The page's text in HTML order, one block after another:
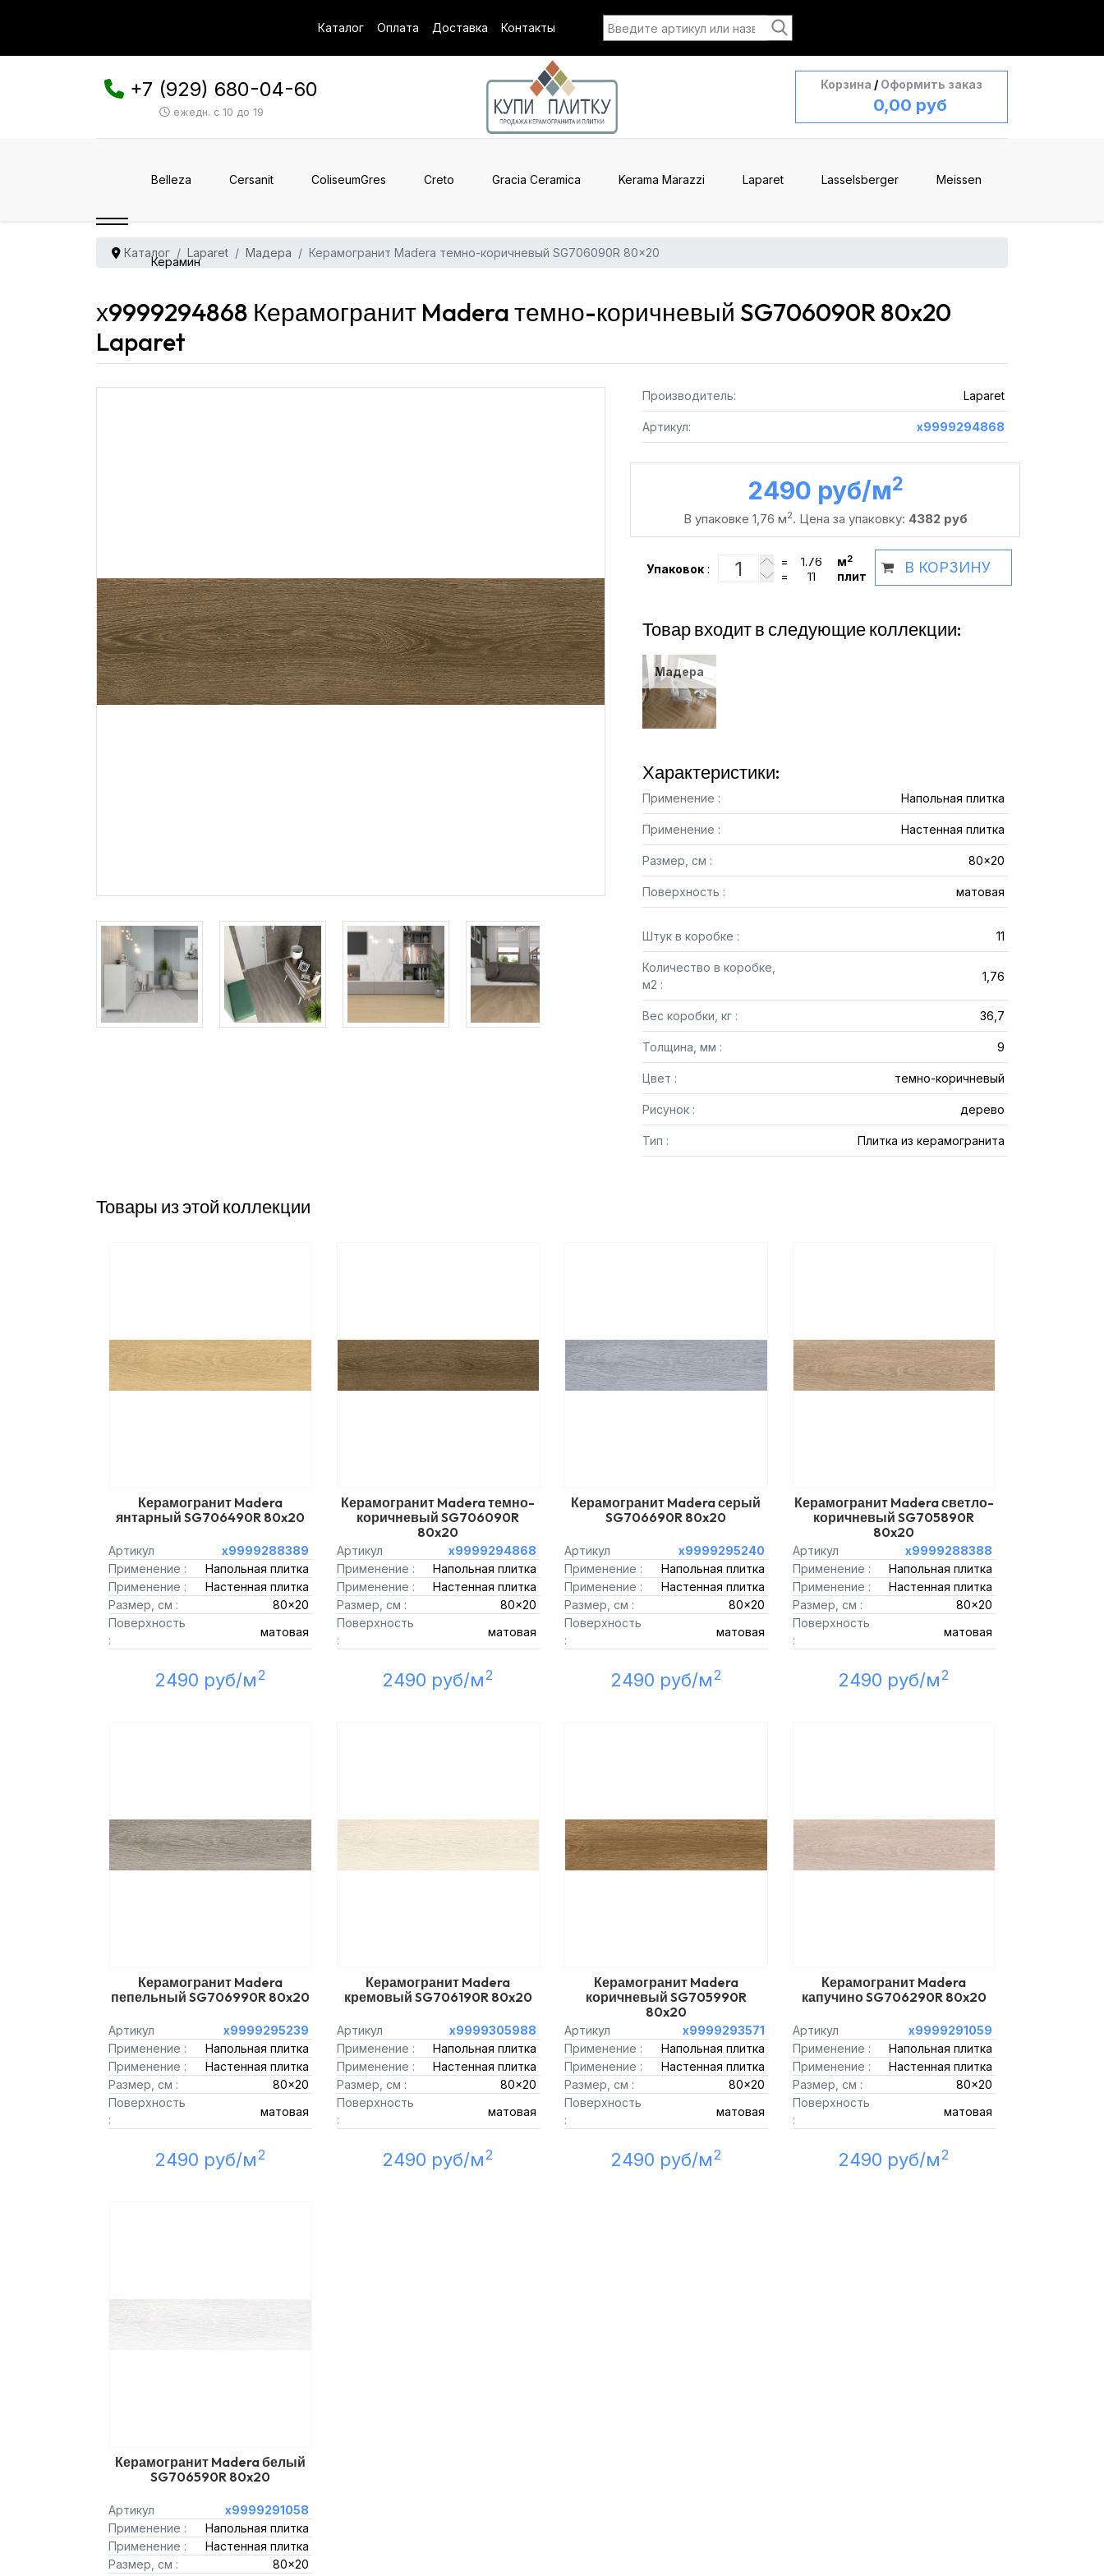
Каталог Оплата Доставка Контакты
+7 (929) 680-04-60
ежедн. с 10 до 19
Корзина / Оформить заказ
0,00 руб
Belleza Cersanit ColiseumGres Creto Gracia Ceramica Kerama Marazzi Laparet Lasselsberger Meissen
Керамин
Каталог Laparet Мадера Керамогранит Madera темно-коричневый SG706090R 80x20
х9999294868 Керамогранит Madera темно-коричневый SG706090R 80x20
Laparet
Производитель: Laparet
Артикул: х9999294868
2490 руб /м2
В упаковке 1,76 м2. Цена за упаковку: 4382 руб
Упаковок :
= м2
= плит
В КОРЗИНУ
Товар входит в следующие коллекции:
Мадера
Характеристики:
Применение : Напольная плитка
Применение : Настенная плитка
Размер, см : 80x20
Поверхность : матовая
Штук в коробке : 11
Количество в коробке,
м2 :
1,76
Вес коробки, кг : 36,7
Толщина, мм : 9
Цвет : темно-коричневый
Рисунок : дерево
Тип : Плитка из керамогранита
Товары из этой коллекции
Керамогранит Madera
янтарный SG706490R 80x20
Артикул
х9999288389
Применение :
Напольная плитка
Применение :
Настенная плитка
Размер, см :
80x20
Поверхность
:
матовая
2490 руб/м2
Керамогранит Madera темно-
коричневый SG706090R
80x20
Артикул
х9999294868
Применение :
Напольная плитка
Применение :
Настенная плитка
Размер, см :
80x20
Поверхность
:
матовая
2490 руб/м2
Керамогранит Madera серый
SG706690R 80x20
Артикул
х9999295240
Применение :
Напольная плитка
Применение :
Настенная плитка
Размер, см :
80x20
Поверхность
:
матовая
2490 руб/м2
Керамогранит Madera светло-
коричневый SG705890R
80x20
Артикул
х9999288388
Применение :
Напольная плитка
Применение :
Настенная плитка
Размер, см :
80x20
Поверхность
:
матовая
2490 руб/м2
Керамогранит Madera
пепельный SG706990R 80x20
Артикул
х9999295239
Применение :
Напольная плитка
Применение :
Настенная плитка
Размер, см :
80x20
Поверхность
:
матовая
2490 руб/м2
Керамогранит Madera
кремовый SG706190R 80x20
Артикул
х9999305988
Применение :
Напольная плитка
Применение :
Настенная плитка
Размер, см :
80x20
Поверхность
:
матовая
2490 руб/м2
Керамогранит Madera
коричневый SG705990R
80x20
Артикул
х9999293571
Применение :
Напольная плитка
Применение :
Настенная плитка
Размер, см :
80x20
Поверхность
:
матовая
2490 руб/м2
Керамогранит Madera
капучино SG706290R 80x20
Артикул
х9999291059
Применение :
Напольная плитка
Применение :
Настенная плитка
Размер, см :
80x20
Поверхность
:
матовая
2490 руб/м2
Керамогранит Madera белый
SG706590R 80x20
Артикул
х9999291058
Применение :
Напольная плитка
Применение :
Настенная плитка
Размер, см :
80x20